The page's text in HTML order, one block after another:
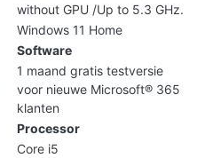
without GPU /Up to 5.3 GHz.
Windows 11 Home
Software
1 maand gratis testversie
voor nieuwe Microsoft® 365
klanten
Processor
Core i5